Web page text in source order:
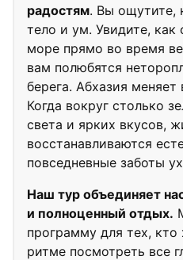
радостям. Вы ощутите,
тело и ум. Увидите, как
море прямо во время
вам полюбятся
берега. Абхазия меняет
Когда вокруг столько
света и ярких вкусов,
восстанавливаются
повседневные заботы
Наш тур объединяет
и полноценный отдых.
программу для тех,
ритме посмотреть все